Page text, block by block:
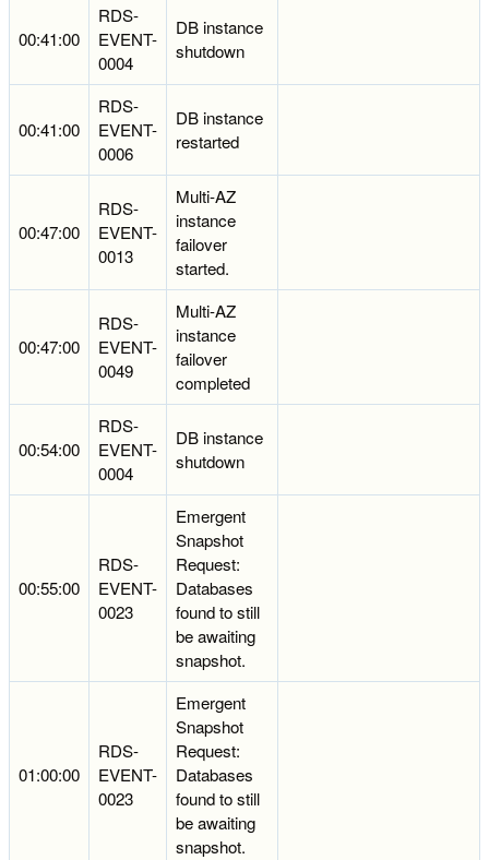
00:41:00
RDS-
EVENT-
0004
DB instance
shutdown
00:41:00
RDS-
EVENT-
0006
DB instance
restarted
00:47:00
RDS-
EVENT-
0013
Multi-AZ
instance
failover
started.
00:47:00
RDS-
EVENT-
0049
Multi-AZ
instance
failover
completed
00:54:00
RDS-
EVENT-
0004
DB instance
shutdown
00:55:00
RDS-
EVENT-
0023
Emergent
Snapshot
Request:
Databases
found to still
be awaiting
snapshot.
01:00:00
RDS-
EVENT-
0023
Emergent
Snapshot
Request:
Databases
found to still
be awaiting
snapshot.